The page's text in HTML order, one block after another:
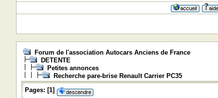
Forum de l'association Autocars Anciens de France
DETENTE
Petites annonces
Recherche pare-brise Renault Carrier PC35
Pages: [1]